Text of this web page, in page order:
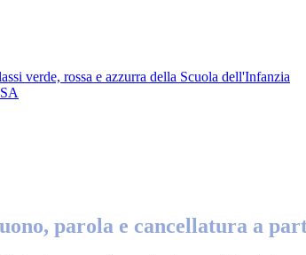
verde, rossa e azzurra della Scuola dell'Infanzia
parola e cancellatura a